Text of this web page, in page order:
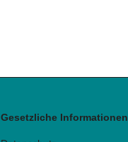
Gesetzliche Informationen